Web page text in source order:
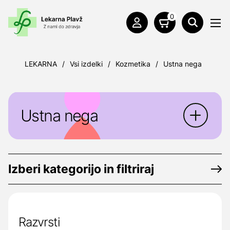
0
LEKARNA / Vsi izdelki / Kozmetika / Ustna nega
Ustna nega
krepitvi ustnega zdravja je pomembna
lastna skrb zanj.
Izberi kategorijo in filtriraj
Razvrsti